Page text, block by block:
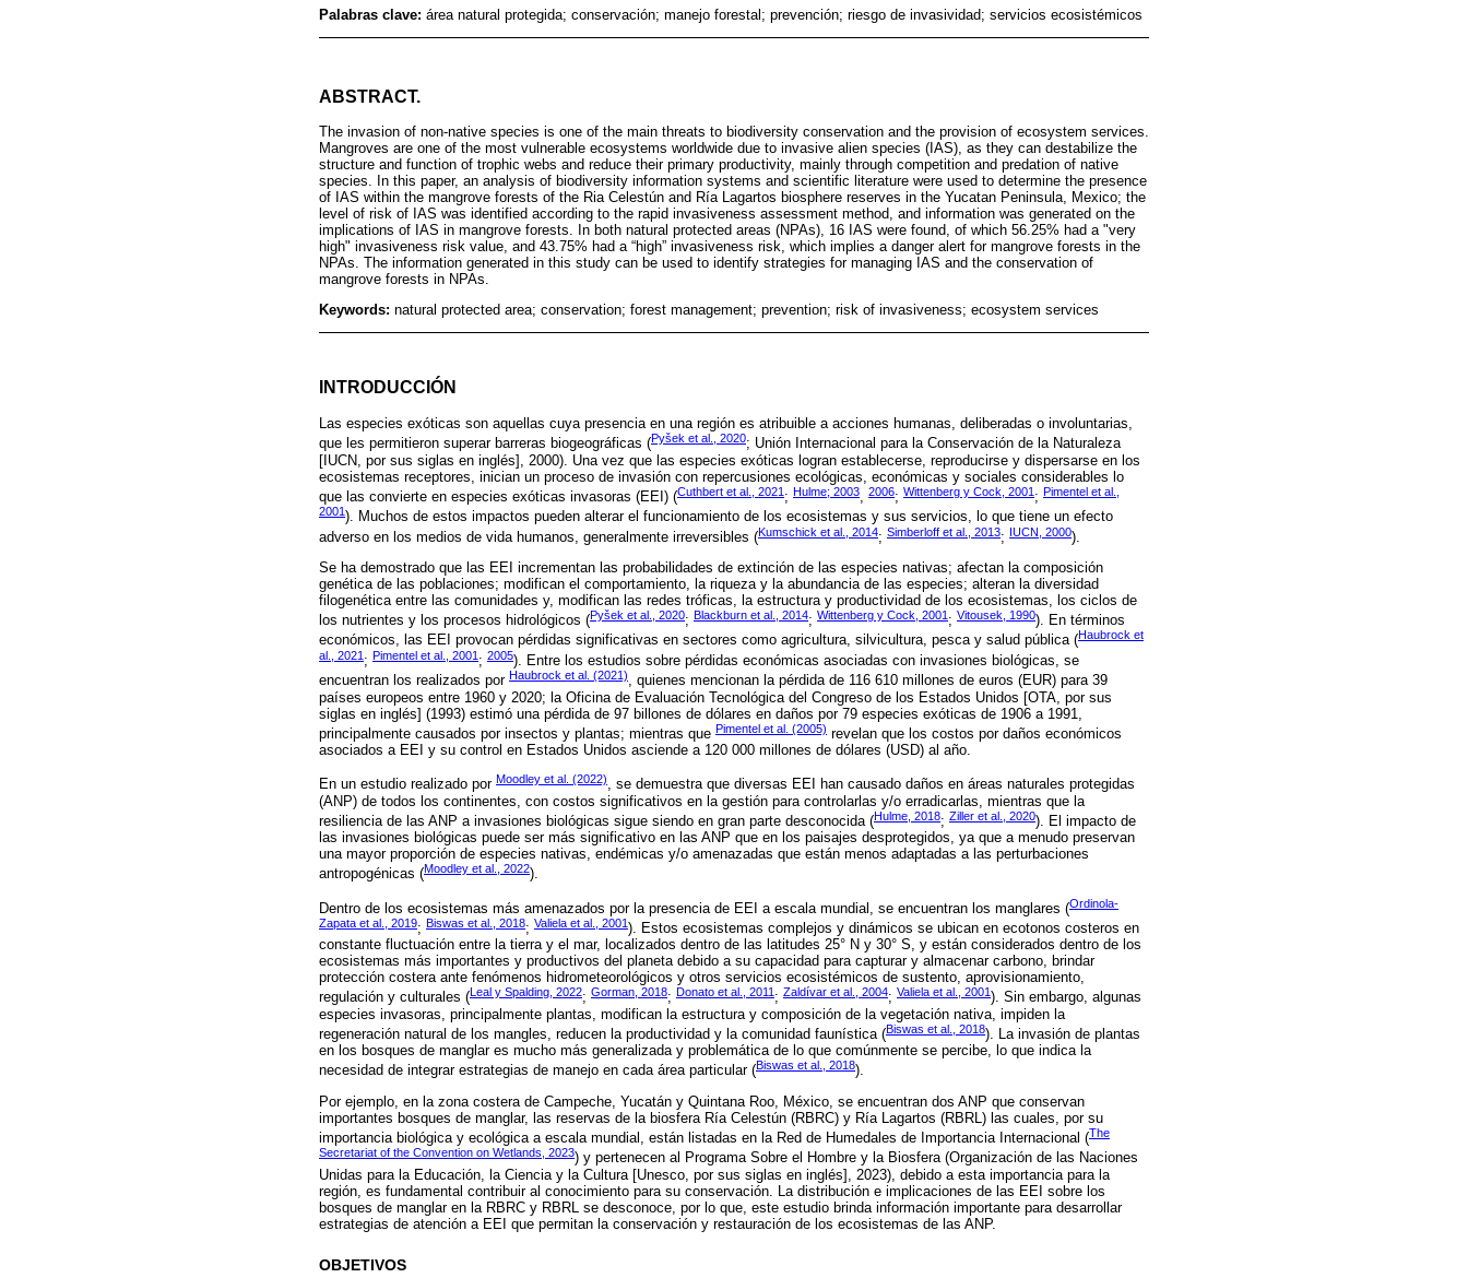
Palabras clave: área natural protegida; conservación; manejo forestal; prevención; riesgo de invasividad; servicios ecosistémicos
ABSTRACT.
The invasion of non-native species is one of the main threats to biodiversity conservation and the provision of ecosystem services.
Mangroves are one of the most vulnerable ecosystems worldwide due to invasive alien species (IAS), as they can destabilize the
structure and function of trophic webs and reduce their primary productivity, mainly through competition and predation of native
species. In this paper, an analysis of biodiversity information systems and scientific literature were used to determine the presence
of IAS within the mangrove forests of the Ria Celestún and Ría Lagartos biosphere reserves in the Yucatan Peninsula, Mexico; the
level of risk of IAS was identified according to the rapid invasiveness assessment method, and information was generated on the
implications of IAS in mangrove forests. In both natural protected areas (NPAs), 16 IAS were found, of which 56.25% had a "very
high" invasiveness risk value, and 43.75% had a “high” invasiveness risk, which implies a danger alert for mangrove forests in the
NPAs. The information generated in this study can be used to identify strategies for managing IAS and the conservation of
mangrove forests in NPAs.
Keywords: natural protected area; conservation; forest management; prevention; risk of invasiveness; ecosystem services
INTRODUCCIÓN
Las especies exóticas son aquellas cuya presencia en una región es atribuible a acciones humanas, deliberadas o involuntarias,
que les permitieron superar barreras biogeográficas (Pyšek et al., 2020; Unión Internacional para la Conservación de la Naturaleza
[IUCN, por sus siglas en inglés], 2000). Una vez que las especies exóticas logran establecerse, reproducirse y dispersarse en los
ecosistemas receptores, inician un proceso de invasión con repercusiones ecológicas, económicas y sociales considerables lo
que las convierte en especies exóticas invasoras (EEI) (Cuthbert et al., 2021 ; Hulme; 2003, 2006; Wittenberg y Cock, 2001 ; Pimentel et al.,
2001). Muchos de estos impactos pueden alterar el funcionamiento de los ecosistemas y sus servicios, lo que tiene un efecto
adverso en los medios de vida humanos, generalmente irreversibles (Kumschick et al., 2014; Simberloff et al., 2013; IUCN, 2000).
Se ha demostrado que las EEI incrementan las probabilidades de extinción de las especies nativas; afectan la composición
genética de las poblaciones; modifican el comportamiento, la riqueza y la abundancia de las especies; alteran la diversidad
filogenética entre las comunidades y, modifican las redes tróficas, la estructura y productividad de los ecosistemas, los ciclos de
los nutrientes y los procesos hidrológicos (Pyšek et al., 2020; Blackburn et al., 2014; Wittenberg y Cock, 2001 ; Vitousek, 1990). En términos
económicos, las EEI provocan pérdidas significativas en sectores como agricultura, silvicultura, pesca y salud pública (Haubrock et
al., 2021 ; Pimentel et al., 2001 ; 2005). Entre los estudios sobre pérdidas económicas asociadas con invasiones biológicas, se
encuentran los realizados por Haubrock et al. (2021), quienes mencionan la pérdida de 116 610 millones de euros (EUR) para 39
países europeos entre 1960 y 2020; la Oficina de Evaluación Tecnológica del Congreso de los Estados Unidos [OTA, por sus
siglas en inglés] (1993) estimó una pérdida de 97 billones de dólares en daños por 79 especies exóticas de 1906 a 1991,
principalmente causados por insectos y plantas; mientras que Pimentel et al. (2005) revelan que los costos por daños económicos
asociados a EEI y su control en Estados Unidos asciende a 120 000 millones de dólares (USD) al año.
En un estudio realizado por Moodley et al. (2022), se demuestra que diversas EEI han causado daños en áreas naturales protegidas
(ANP) de todos los continentes, con costos significativos en la gestión para controlarlas y/o erradicarlas, mientras que la
resiliencia de las ANP a invasiones biológicas sigue siendo en gran parte desconocida (Hulme, 2018; Ziller et al., 2020). El impacto de
las invasiones biológicas puede ser más significativo en las ANP que en los paisajes desprotegidos, ya que a menudo preservan
una mayor proporción de especies nativas, endémicas y/o amenazadas que están menos adaptadas a las perturbaciones
antropogénicas (Moodley et al., 2022).
Dentro de los ecosistemas más amenazados por la presencia de EEI a escala mundial, se encuentran los manglares (Ordinola-
Zapata et al., 2019; Biswas et al., 2018; Valiela et al., 2001). Estos ecosistemas complejos y dinámicos se ubican en ecotonos costeros en
constante fluctuación entre la tierra y el mar, localizados dentro de las latitudes 25° N y 30° S, y están considerados dentro de los
ecosistemas más importantes y productivos del planeta debido a su capacidad para capturar y almacenar carbono, brindar
protección costera ante fenómenos hidrometeorológicos y otros servicios ecosistémicos de sustento, aprovisionamiento,
regulación y culturales ( Leal y Spalding, 2022; Gorman, 2018; Donato et al., 2011 ; Zaldívar et al., 2004; Valiela et al., 2001 ). Sin embargo, algunas
especies invasoras, principalmente plantas, modifican la estructura y composición de la vegetación nativa, impiden la
regeneración natural de los mangles, reducen la productividad y la comunidad faunística (Biswas et al., 2018). La invasión de plantas
en los bosques de manglar es mucho más generalizada y problemática de lo que comúnmente se percibe, lo que indica la
necesidad de integrar estrategias de manejo en cada área particular (Biswas et al., 2018).
Por ejemplo, en la zona costera de Campeche, Yucatán y Quintana Roo, México, se encuentran dos ANP que conservan
importantes bosques de manglar, las reservas de la biosfera Ría Celestún (RBRC) y Ría Lagartos (RBRL) las cuales, por su
importancia biológica y ecológica a escala mundial, están listadas en la Red de Humedales de Importancia Internacional (The
Secretariat of the Convention on Wetlands, 2023) y pertenecen al Programa Sobre el Hombre y la Biosfera (Organización de las Naciones
Unidas para la Educación, la Ciencia y la Cultura [Unesco, por sus siglas en inglés], 2023), debido a esta importancia para la
región, es fundamental contribuir al conocimiento para su conservación. La distribución e implicaciones de las EEI sobre los
bosques de manglar en la RBRC y RBRL se desconoce, por lo que, este estudio brinda información importante para desarrollar
estrategias de atención a EEI que permitan la conservación y restauración de los ecosistemas de las ANP.
OBJETIVOS